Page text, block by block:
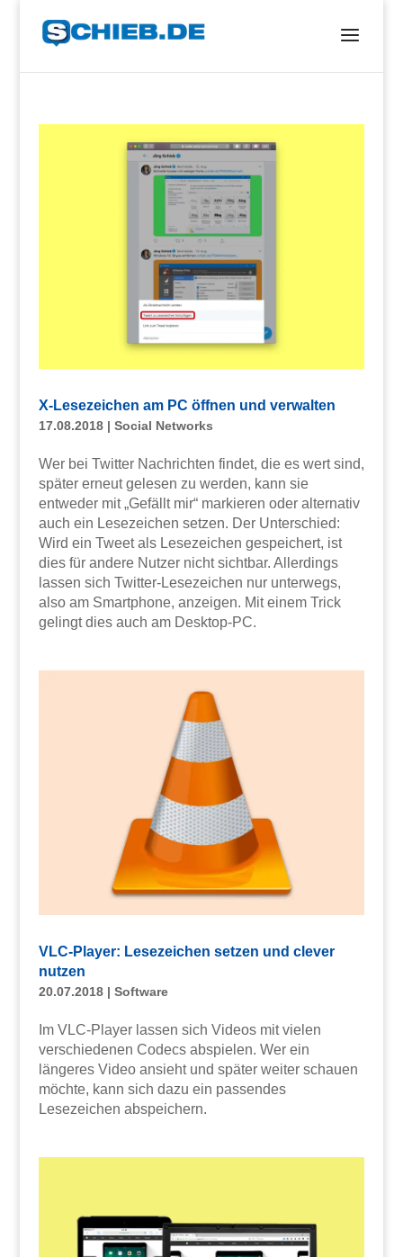
X-Lesezeichen am PC öffnen und verwalten
17.08.2018| Social Networks
Wer bei Twitter Nachrichten findet, die es wert sind,
später erneut gelesen zu werden, kann sie
entweder mit „Gefällt mir“ markieren oder alternativ
auch ein Lesezeichen setzen. Der Unterschied:
Wird ein Tweet als Lesezeichen gespeichert, ist
dies für andere Nutzer nicht sichtbar. Allerdings
lassen sich Twitter-Lesezeichen nur unterwegs,
also am Smartphone, anzeigen. Mit einem Trick
gelingt dies auch am Desktop-PC.
VLC-Player: Lesezeichen setzen und clever
nutzen
20.07.2018| Software
Im VLC-Player lassen sich Videos mit vielen
verschiedenen Codecs abspielen. Wer ein
längeres Video ansieht und später weiter schauen
möchte, kann sich dazu ein passendes
Lesezeichen abspeichern.